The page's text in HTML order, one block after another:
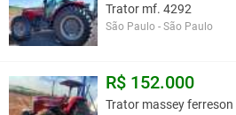
Trator mf. 4292
São Paulo - São Paulo
R$ 152.000
Trator massey